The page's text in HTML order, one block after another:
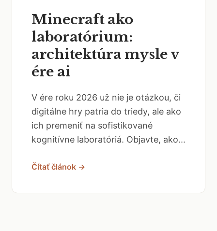
Minecraft ako
laboratórium:
architektúra mysle v
ére ai
V ére roku 2026 už nie je otázkou, či
digitálne hry patria do triedy, ale ako
ich premeniť na sofistikované
kognitívne laboratóriá. Objavte, ako...
Čítať článok →